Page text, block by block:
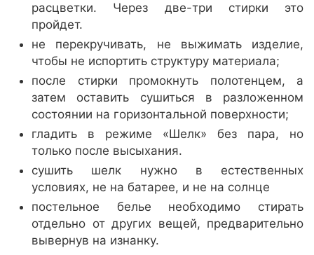
расцветки. Через две-три стирки это
пройдет.
не перекручивать, не выжимать изделие,
чтобы не испортить структуру материала;
после стирки промокнуть полотенцем, а
затем оставить сушиться в разложенном
состоянии на горизонтальной поверхности;
гладить в режиме «Шелк» без пара, но
только после высыхания.
сушить шелк нужно в естественных
условиях, не на батарее, и не на солнце
постельное белье необходимо стирать
отдельно от других вещей, предварительно
вывернув на изнанку.